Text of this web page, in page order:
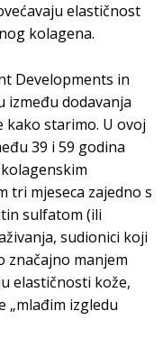
elastičnost
kolagena.
Developments in
dodavanja
kako starimo. U ovoj
39 i 59 godina
tri mjeseca zajedno s
sulfatom (ili
sudionici koji
značajno manjem
elastičnosti kože,
„mlađim izgledu